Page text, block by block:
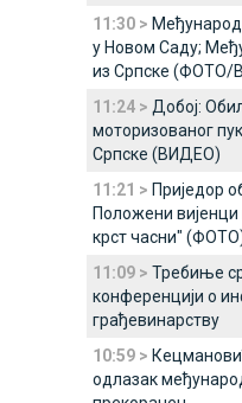
11:30 >
у Новом Саду;
из Српске (ФОТО/
11:24 > Добој:
моторизованог
Српске (ВИДЕО)
11:21 > Приједор
Положени
крст часни"
11:09 > Требиње
конференцији о
грађевинарству
10:59 >
одлазак